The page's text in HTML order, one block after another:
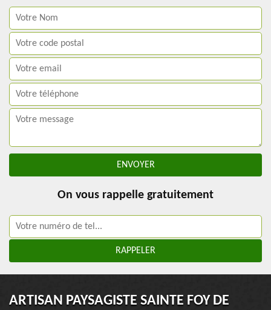
On vous rappelle gratuitement
ARTISAN PAYSAGISTE SAINTE FOY DE